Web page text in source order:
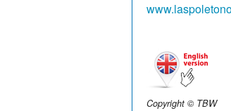
Copyright © TBW